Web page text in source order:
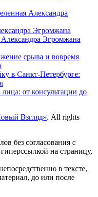
Александра
Эгромжана
Эгромжана
срыва и вовремя
в Санкт-Петербурге:
от консультации до
Взгляд». All rights
без согласования с
на страницу,
в тексте,
до или после